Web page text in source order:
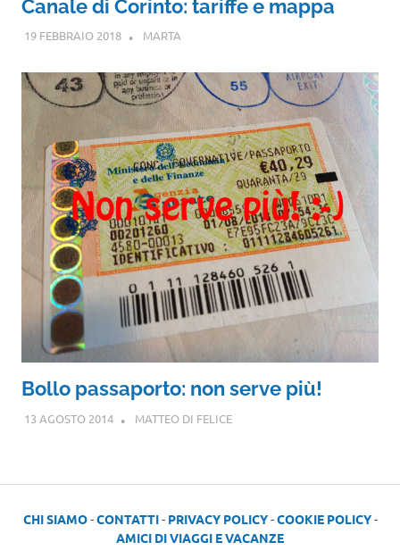
Canale di Corinto: tariffe e mappa
19 FEBBRAIO 2018 MARTA
Bollo passaporto: non serve più!
13 AGOSTO 2014 MATTEO DI FELICE
CHI SIAMO-CONTATTI- PRIVACY POLICY-COOKIE POLICY-
AMICI DI VIAGGI E VACANZE